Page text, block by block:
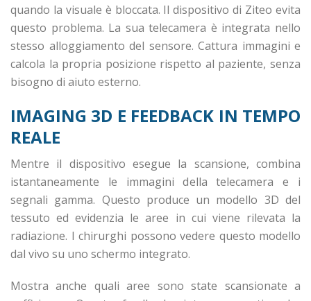
quando la visuale è bloccata. Il dispositivo di Ziteo evita
questo problema. La sua telecamera è integrata nello
stesso alloggiamento del sensore. Cattura immagini e
calcola la propria posizione rispetto al paziente, senza
bisogno di aiuto esterno.
IMAGING 3D E FEEDBACK IN TEMPO
REALE
Mentre il dispositivo esegue la scansione, combina
istantaneamente le immagini della telecamera e i
segnali gamma. Questo produce un modello 3D del
tessuto ed evidenzia le aree in cui viene rilevata la
radiazione. I chirurghi possono vedere questo modello
dal vivo su uno schermo integrato.
Mostra anche quali aree sono state scansionate a